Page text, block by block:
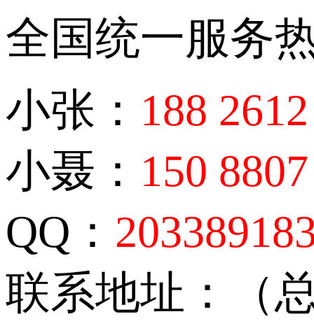
全国统一服务
小张： 188
小聂： 150
QQ：
联系地址：（